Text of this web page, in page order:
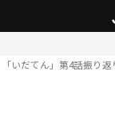
「いだてん」第4話振り